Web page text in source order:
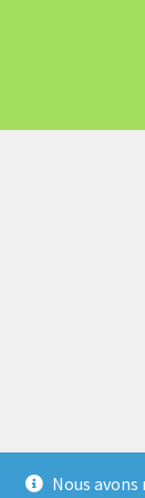
Nous